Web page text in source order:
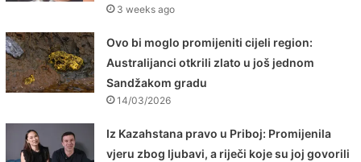
3 weeks ago
Ovo bi moglo promijeniti cijeli region:
Australijanci otkrili zlato u još jednom
Sandžakom gradu
14/03/2026
Iz Kazahstana pravo u Priboj: Promijenila
vjeru zbog ljubavi, a riječi koje su joj govorili